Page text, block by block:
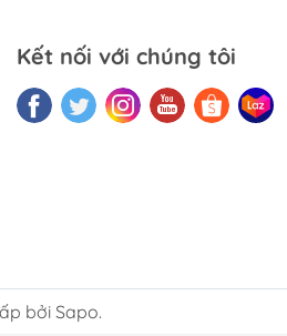
Kết nối với chúng tôi
bởi Sapo.